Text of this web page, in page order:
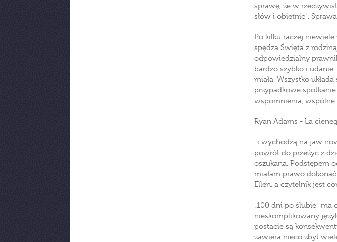
sprawę, że w
słów i obietnic".
Po kilku raczej
spędza Święta z
odpowiedzialny
bardzo szybko i
miała. Wszystko
przypadkowe
wspomnienia, wspólne
Ryan Adams - La
..i wychodzą na jaw
powrót do przeżyć z
oszukana. Podstępem
miałam prawo
Ellen, a czytelnik jest
„100 dni po ślubie" ma
nieskomplikowany
postacie są
zawiera nieco zbyt